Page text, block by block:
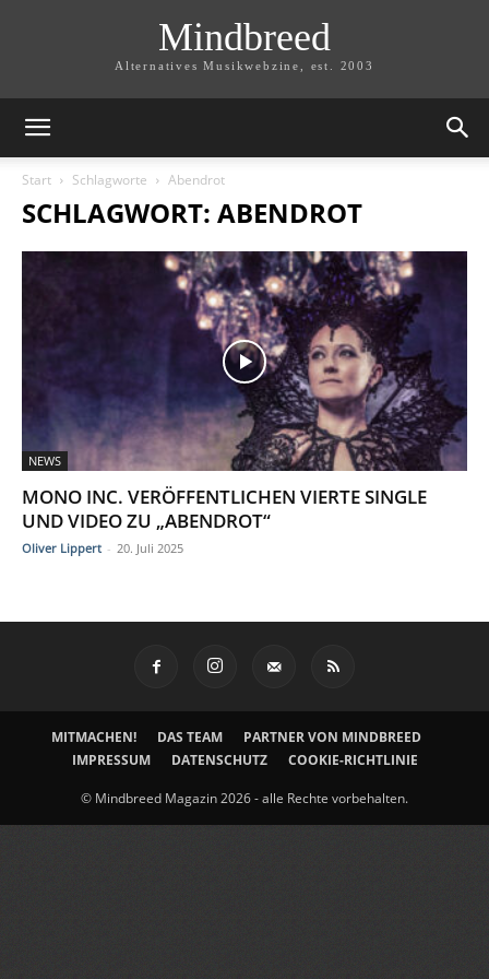
Mindbreed
Alternatives Musikwebzine, est. 2003
Start Schlagworte Abendrot
SCHLAGWORT: ABENDROT
NEWS
MONO INC. VERÖFFENTLICHEN VIERTE SINGLE
UND VIDEO ZU „ABENDROT“
Oliver Lippert - 20. Juli 2025
MITMACHEN! DAS TEAM
PARTNER VON MINDBREED
IMPRESSUM
DATENSCHUTZ COOKIE-RICHTLINIE
© Mindbreed Magazin 2026 - alle Rechte vorbehalten.